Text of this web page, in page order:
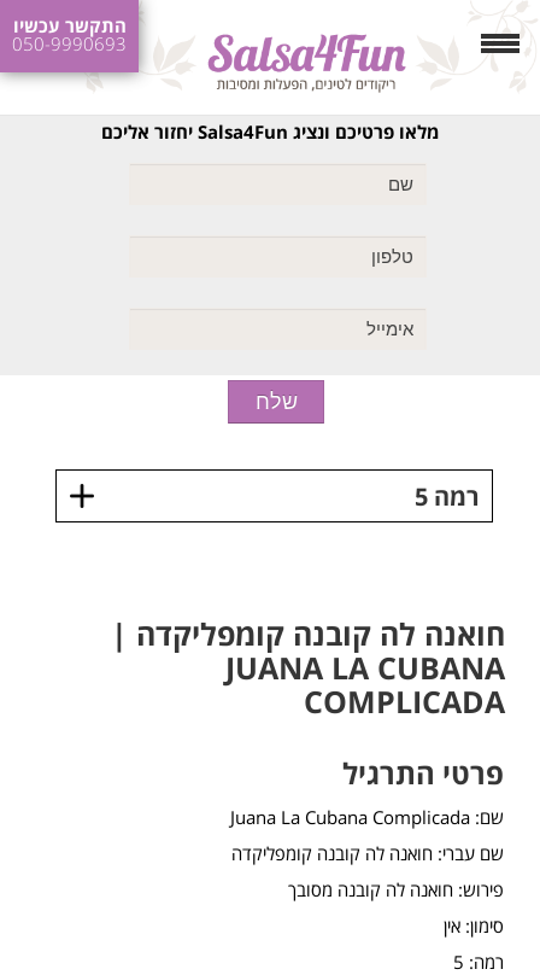
התקשר עכשיו
050-9990693
מלאו פרטיכם ונציג Salsa4Fun יחזור אליכם
רמה 5
חואנה לה קובנה קומפליקדה |
JUANA LA CUBANA
COMPLICADA
פרטי התרגיל
שם: Juana La Cubana Complicada
שם עברי: חואנה לה קובנה קומפליקדה
פירוש: חואנה לה קובנה מסובך
סימון: אין
רמה: 5